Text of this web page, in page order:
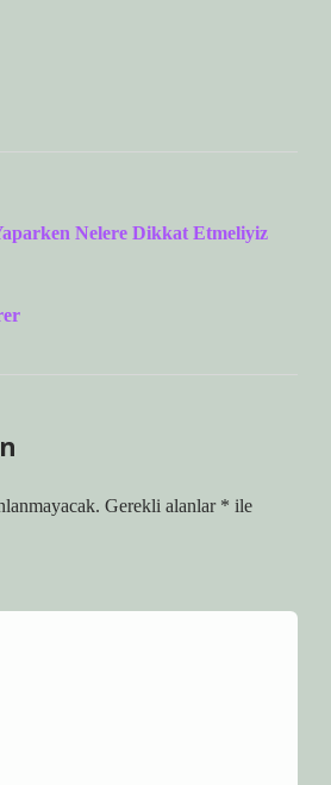
Nelere Dikkat Etmeliyiz
Gerekli alanlar * ile